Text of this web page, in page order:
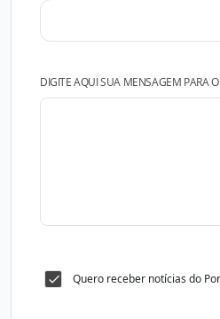
DIGITE AQUI SUA MENSAGEM PARA
Quero receber notícias do